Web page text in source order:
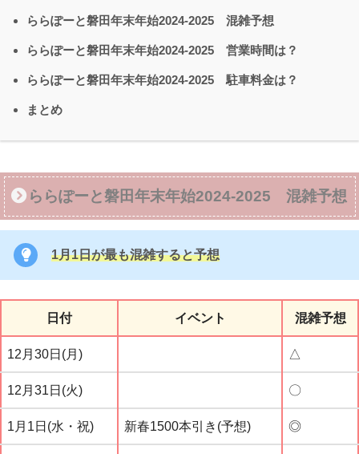
ららぽーと磐田年末年始2024-2025 混雑予想
ららぽーと磐田年末年始2024-2025 営業時間は？
ららぽーと磐田年末年始2024-2025 駐車料金は？
まとめ
ららぽーと磐田年末年始2024-2025 混雑予想
1月1日が最も混雑すると予想
日付 イベント 混雑予想
12月30日(月) △
12月31日(火) 〇
1月1日(水・祝) 新春1500本引き(予想) ◎